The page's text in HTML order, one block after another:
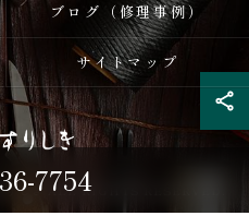
7754
ブログ（修理事例）
サイトマップ
りしき ALL RIGHTS RESERVED.